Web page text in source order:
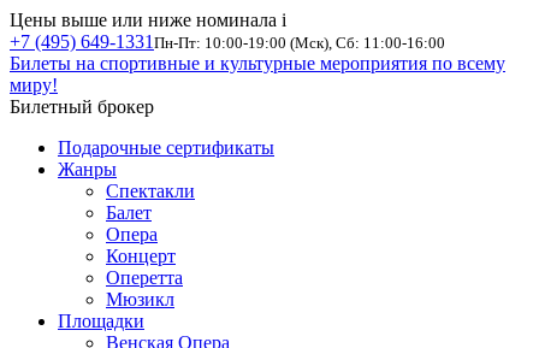
Цены выше или ниже номинала i
+7 (495) 649-1331 Пн-Пт: 10:00-19:00 (Мск), Сб: 11:00-16:00
Билеты на спортивные и культурные мероприятия по всему
миру!
Билетный брокер
Подарочные сертификаты
Жанры
Спектакли
Балет
Опера
Концерт
Оперетта
Мюзикл
Площадки
Венская Опера